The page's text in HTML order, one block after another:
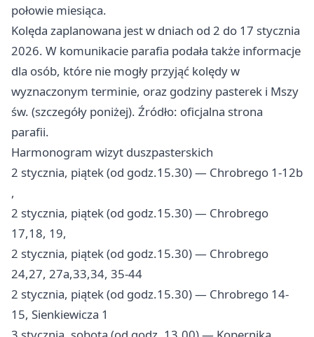
połowie miesiąca.
Kolęda zaplanowana jest w dniach od 2 do 17 stycznia
2026. W komunikacie parafia podała także informacje
dla osób, które nie mogły przyjąć kolędy w
wyznaczonym terminie, oraz godziny pasterek i Mszy
św. (szczegóły poniżej). Źródło: oficjalna strona
parafii.
Harmonogram wizyt duszpasterskich
2 stycznia, piątek (od godz.15.30) — Chrobrego 1-12b
,
2 stycznia, piątek (od godz.15.30) — Chrobrego
17,18, 19,
2 stycznia, piątek (od godz.15.30) — Chrobrego
24,27, 27a,33,34, 35-44
2 stycznia, piątek (od godz.15.30) — Chrobrego 14-
15, Sienkiewicza 1